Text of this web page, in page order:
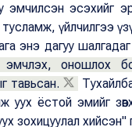
эмчилсэн эсэхийг
үйлчилгээ
энэ дагуу
эмчлэх, оношлох
тавьсан.
ёстой эмийг
зохицуулал хийсэн"